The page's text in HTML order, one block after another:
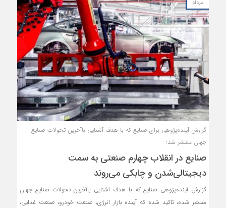
مرداد
گزارش آینده‌پژوهی برای صنایع که با هدف آشنایی باآخرین تحولات صنایع
جهان منتشر شد:
صنایع در انقلاب چهارم صنعتی به سمت
دیجیتالی‌شدن و چابکی می‌روند
گزارش آینده‌پژوهی صنایع که با هدف آشنایی باآخرین تحولات صنایع جهان
منتشر شده، تاکید شده که آینده بازار انرژی، صنعت خودرو، صنعت غذایی،